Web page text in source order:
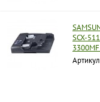
SCX-